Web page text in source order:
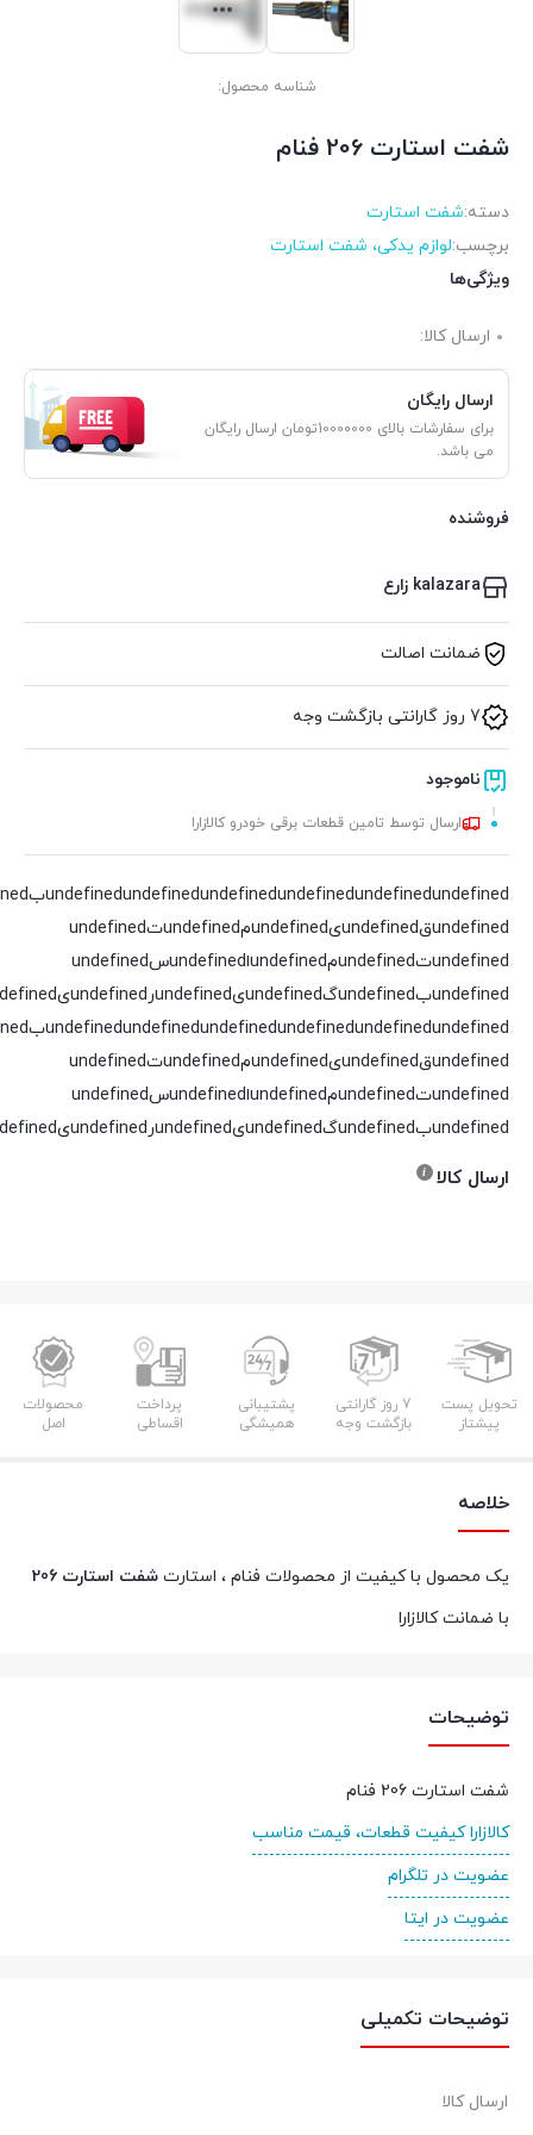
شناسه محصول:
شفت استارت 206 فنام
دسته:شفت استارت
برچسب:لوازم یدکی، شفت استارت
ویژگی‌ها
ارسال کالا:
ارسال رایگان
برای سفارشات بالای 10000000تومان ارسال رایگان
می باشد.
فروشنده
kalazara زارع
ضمانت اصالت
7 روز گارانتی بازگشت وجه
ناموجود
ارسال توسط تامین قطعات برقی خودرو کالازارا
undefinedundefinedundefinedundefinedundefined
undefinedقundefinedیundefinedمundefinedتundefined
undefinedتundefinedمundefinedاundefinedسundefined
undefinedبundefinedگundefinedیundefinedرundefinedیundefinedدundefined
undefinedundefinedundefinedundefinedundefined
undefinedقundefinedیundefinedمundefinedتundefined
undefinedتundefinedمundefinedاundefinedسundefined
undefinedبundefinedگundefinedیundefinedرundefinedیundefinedدundefined
ارسال کالا
تحویل پست
پیشتاز
7 روز گارانتی
بازگشت وجه
پشتیبانی
همیشگی
پرداخت
اقساطی
محصولات
اصل
خلاصه
یک محصول با کیفیت از محصولات فنام ، استارت شفت استارت 206
با ضمانت کالازارا
توضیحات
شفت استارت 206 فنام
کالازارا کیفیت قطعات، قیمت مناسب
عضویت در تلگرام
عضویت در ایتا
توضیحات تکمیلی
ارسال کالا